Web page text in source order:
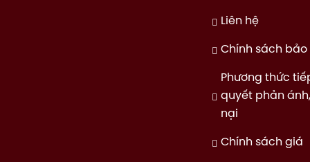
Liên hệ
Chính sách
Phương thức
quyết phản
nại
Chính sách giá